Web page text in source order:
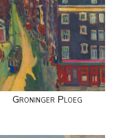
Groninger Ploeg